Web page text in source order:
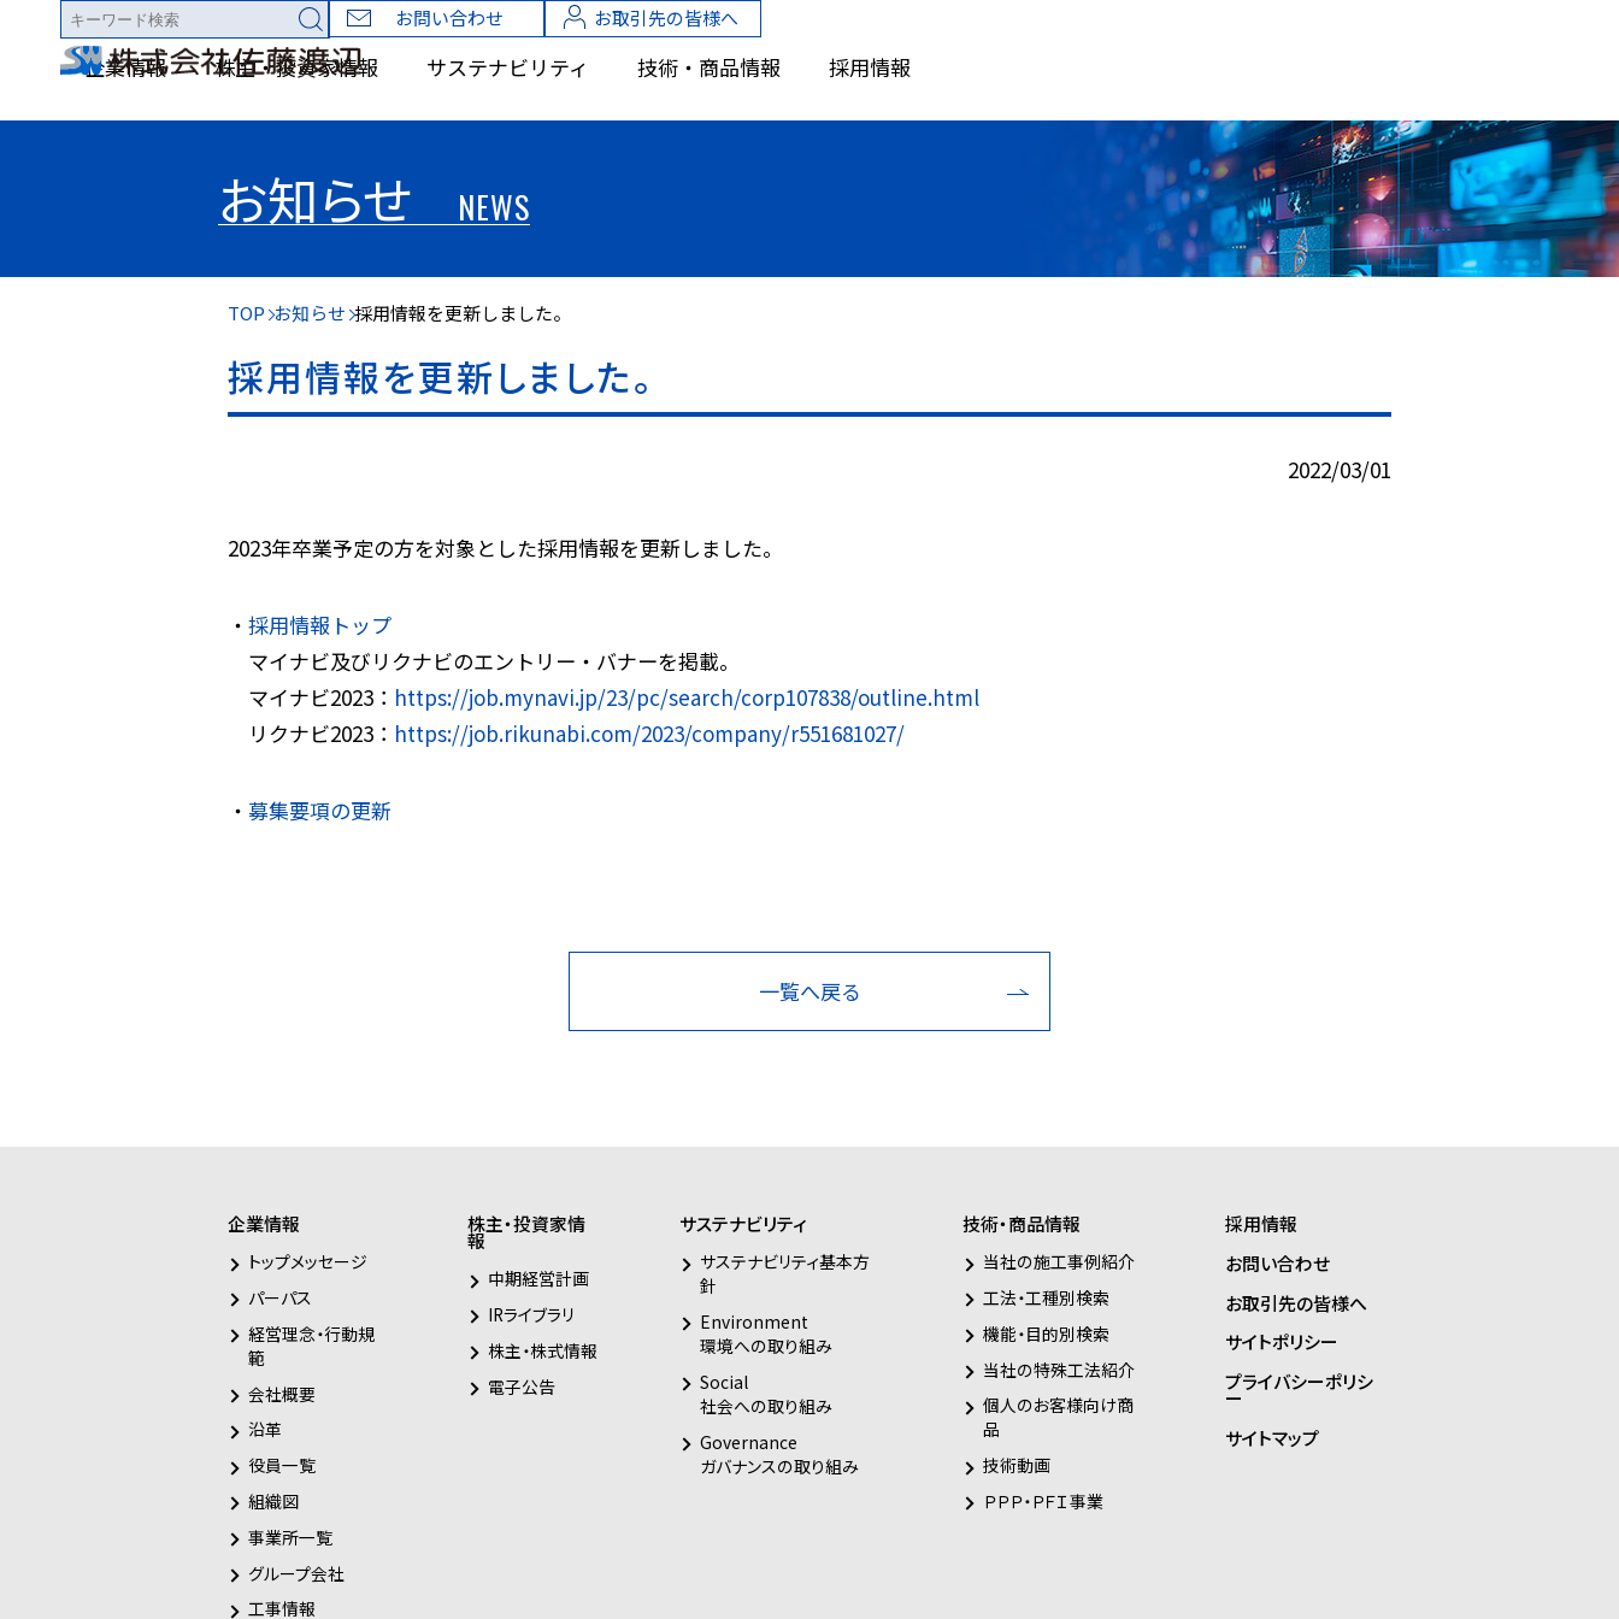
お問い合わせ お取引先の皆様へ
企業情報 株主・投資家情報 サステナビリティ 技術・商品情報 採用情報
お知らせ NEWS
TOP お知らせ 採用情報を更新しました。
採用情報を更新しました。
2022/03/01
2023年卒業予定の方を対象とした採用情報を更新しました。
・採用情報トップ
マイナビ及びリクナビのエントリー・バナーを掲載。
マイナビ2023： https://job.mynavi.jp/23/pc/search/corp107838/outline.html
リクナビ2023： https://job.rikunabi.com/2023/company/r551681027/
・募集要項の更新
一覧へ戻る
企業情報
トップメッセージ
パーパス
経営理念・行動規
範
会社概要
沿革
役員一覧
組織図
事業所一覧
グループ会社
工事情報
株主・投資家情
報
中期経営計画
IRライブラリ
株主・株式情報
電子公告
サステナビリティ
サステナビリティ基本方
針
Environment
環境への取り組み
Social
社会への取り組み
Governance
ガバナンスの取り組み
技術・商品情報
当社の施工事例紹介
工法・工種別検索
機能・目的別検索
当社の特殊工法紹介
個人のお客様向け商
品
技術動画
ＰＰＰ・ＰＦＩ事業
採用情報
お問い合わせ
お取引先の皆様へ
サイトポリシー
プライバシーポリシ
ー
サイトマップ